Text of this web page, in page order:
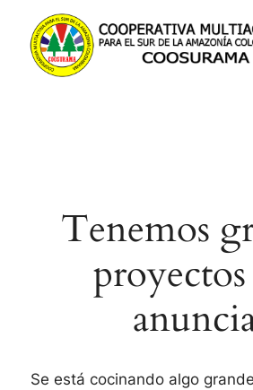
contenido
Tenemos
Se está cocinando algo